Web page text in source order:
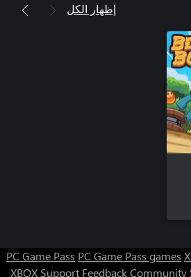
إظهار الكل
PC Game Pass PC Game Pass games
XBOX Support FeedbackCommunity